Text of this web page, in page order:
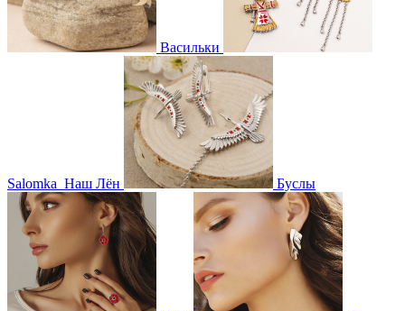
Васильки
Salomka Наш Лён Буслы